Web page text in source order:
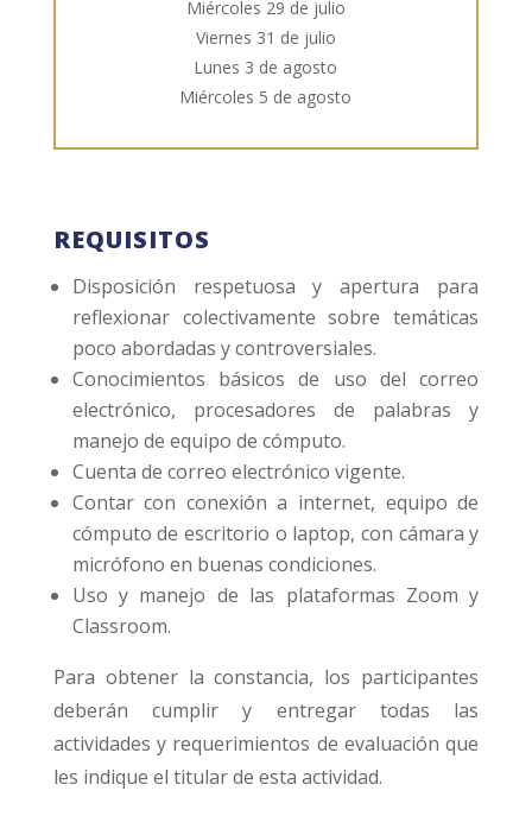
Miércoles 29 de julio
Viernes 31 de julio
Lunes 3 de agosto
Miércoles 5 de agosto
REQUISITOS
Disposición respetuosa y apertura para
reflexionar colectivamente sobre temáticas
poco abordadas y controversiales.
Conocimientos básicos de uso del correo
electrónico, procesadores de palabras y
manejo de equipo de cómputo.
Cuenta de correo electrónico vigente.
Contar con conexión a internet, equipo de
cómputo de escritorio o laptop, con cámara y
micrófono en buenas condiciones.
Uso y manejo de las plataformas Zoom y
Classroom.
Para obtener la constancia, los participantes
deberán cumplir y entregar todas las
actividades y requerimientos de evaluación que
les indique el titular de esta actividad.